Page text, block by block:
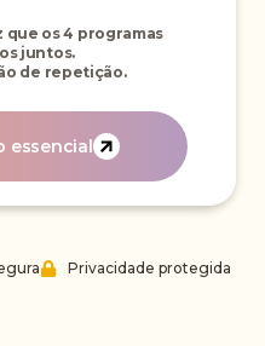
que os 4 programas
juntos.
de repetição.
essencial
Privacidade protegida